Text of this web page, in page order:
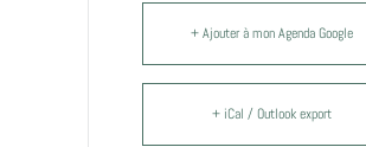
+ Ajouter à mon Agenda Google
+ iCal / Outlook export